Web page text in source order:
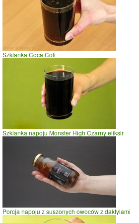
Czas potrzebny na spalenie porcji
wadze
kg -zobacz dla swojej wagi
0
jazda na rowerze
szybki taniec,trucht
prasowanie
prowadzenie samochodu
Porcja napoju fritz-kola
Szklanka Coca Coli
Szklanka napoju Monster High Czarny eliksir
Porcja napoju z suszonych owoców z daktylami